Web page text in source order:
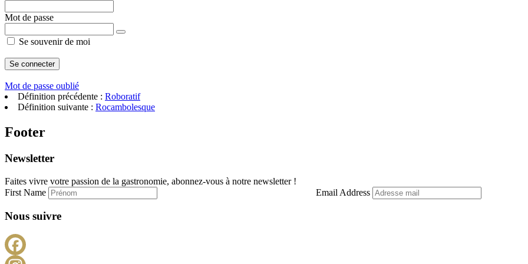
Mot de passe
Se souvenir de moi
Mot de passe oublié
Définition précédente : Roboratif
Définition suivante : Rocambolesque
Footer
Newsletter
Faites vivre votre passion de la gastronomie, abonnez-vous à notre newsletter !
First Name
Email Address
Nous suivre